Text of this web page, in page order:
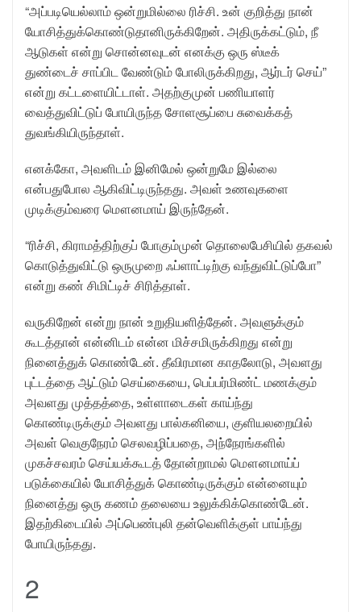
“அப்படியெல்லாம் ஒன்றுமில்லை ரிச்சி. உன் குறித்து நான்
யோசித்துக்கொண்டுதானிருக்கிறேன். அதிருக்கட்டும், நீ
ஆடுகள் என்று சொன்னவுடன் எனக்கு ஒரு ஸ்டீக்
துண்டைச் சாப்பிட வேண்டும் போலிருக்கிறது, ஆர்டர் செய்”
என்று கட்டளையிட்டாள். அதற்குமுன் பணியாளர்
வைத்துவிட்டுப் போயிருந்த சோளசூப்பை சுவைக்கத்
துவங்கியிருந்தாள்.
எனக்கோ, அவளிடம் இனிமேல் ஒன்றுமே இல்லை
என்பதுபோல ஆகிவிட்டிருந்தது. அவள் உணவுகளை
முடிக்கும்வரை மௌனமாய் இருந்தேன்.
“ரிச்சி, கிராமத்திற்குப் போகும்முன் தொலைபேசியில் தகவல்
கொடுத்துவிட்டு ஒருமுறை ஃப்ளாட்டிற்கு வந்துவிட்டுப்போ”
என்று கண் சிமிட்டிச் சிரித்தாள்.
வருகிறேன் என்று நான் உறுதியளித்தேன். அவளுக்கும்
கூடத்தான் என்னிடம் என்ன மிச்சமிருக்கிறது என்று
நினைத்துக் கொண்டேன். தீவிரமான காதலோடு, அவளது
புட்டத்தை ஆட்டும் செய்கையை, பெப்பர்மிண்ட் மணக்கும்
அவளது முத்தத்தை, உள்ளாடைகள் காய்ந்து
கொண்டிருக்கும் அவளது பால்கனியை, குளியலறையில்
அவள் வெகுநேரம் செலவழிப்பதை, அந்நேரங்களில்
முகச்சவரம் செய்யக்கூடத் தோன்றாமல் மௌனமாய்ப்
படுக்கையில் யோசித்துக் கொண்டிருக்கும் என்னையும்
நினைத்து ஒரு கணம் தலையை உலுக்கிக்கொண்டேன்.
இதற்கிடையில் அப்பெண்புலி தன்வெளிக்குள் பாய்ந்து
போயிருந்தது.
2